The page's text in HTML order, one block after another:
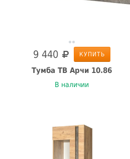
9 440 КУПИТЬ
Тумба ТВ Арчи 10.86
В наличии